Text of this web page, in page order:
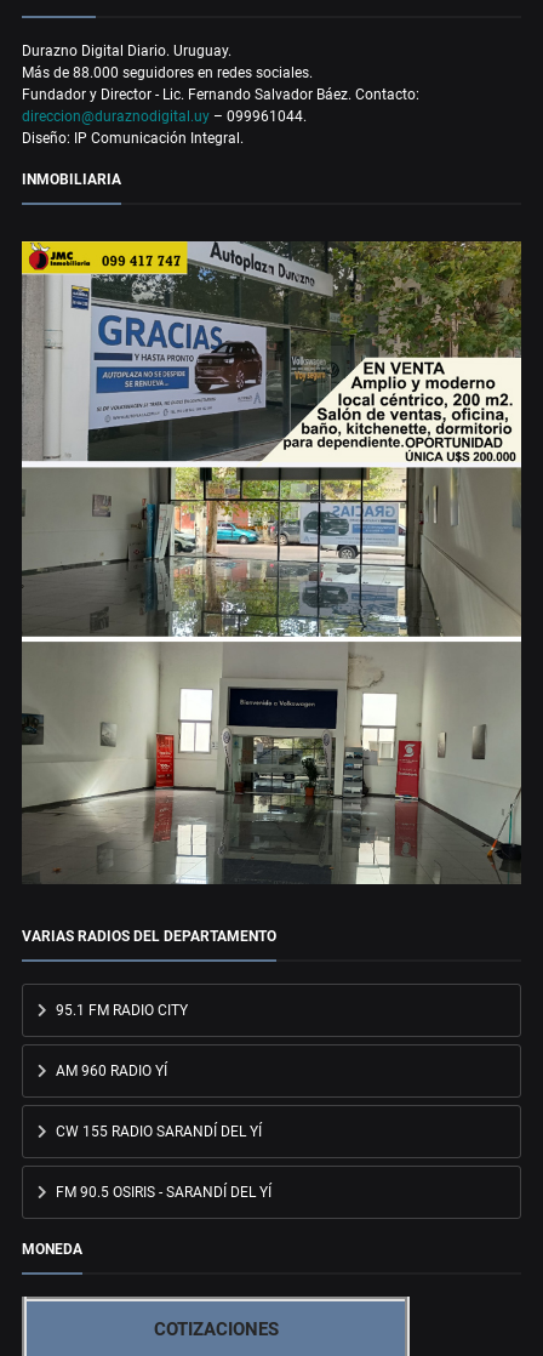
Durazno Digital Diario. Uruguay.
Más de 88.000 seguidores en redes sociales.
Fundador y Director - Lic. Fernando Salvador Báez. Contacto:
direccion@duraznodigital.uy – 099961044.
Diseño: IP Comunicación Integral.
INMOBILIARIA
VARIAS RADIOS DEL DEPARTAMENTO
95.1 FM RADIO CITY
AM 960 RADIO YÍ
CW 155 RADIO SARANDÍ DEL YÍ
FM 90.5 OSIRIS - SARANDÍ DEL YÍ
MONEDA
COTIZACIONES